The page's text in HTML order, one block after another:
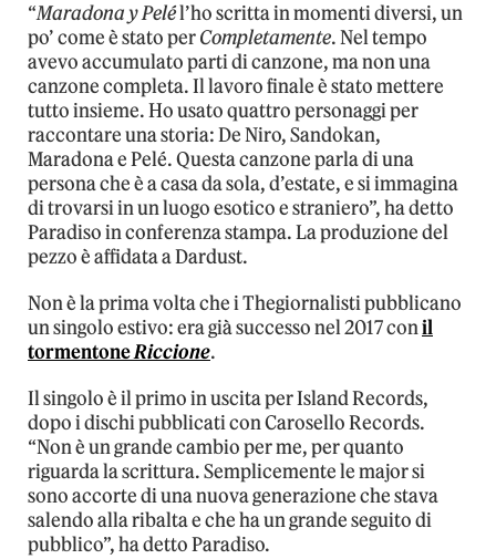
“Maradona y Pelél’ho scritta in momenti diversi, un
po’ come è stato perCompletamente. Nel tempo
avevo accumulato parti di canzone, ma non una
canzone completa. Il lavoro finale è stato mettere
tutto insieme. Ho usato quattro personaggi per
raccontare una storia: De Niro, Sandokan,
Maradona e Pelé. Questa canzone parla di una
persona che è a casa da sola, d’estate, e si immagina
di trovarsi in un luogo esotico e straniero”, ha detto
Paradiso in conferenza stampa. La produzione del
pezzo è affidata a Dardust.
Non è la prima volta che i Thegiornalisti pubblicano
un singolo estivo: era già successo nel 2017 conil
tormentoneRiccione.
Il singolo è il primo in uscita per Island Records,
dopo i dischi pubblicati con Carosello Records.
“Non è un grande cambio per me, per quanto
riguarda la scrittura. Semplicemente le major si
sono accorte di una nuova generazione che stava
salendo alla ribalta e che ha un grande seguito di
pubblico”, ha detto Paradiso.